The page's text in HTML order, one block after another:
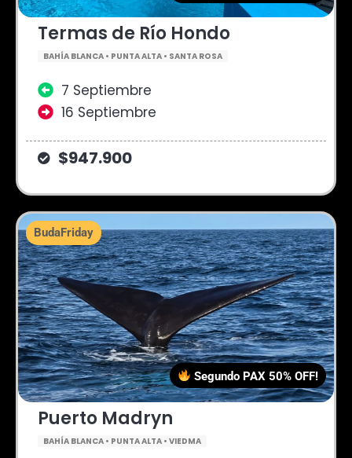
Termas de Río Hondo
BAHÍA BLANCA • PUNTA ALTA • SANTA ROSA
7 Septiembre
16 Septiembre
$947.900
Puerto Madryn
BAHÍA BLANCA • PUNTA ALTA • VIEDMA
BudaFriday
Segundo PAX 50% OFF!